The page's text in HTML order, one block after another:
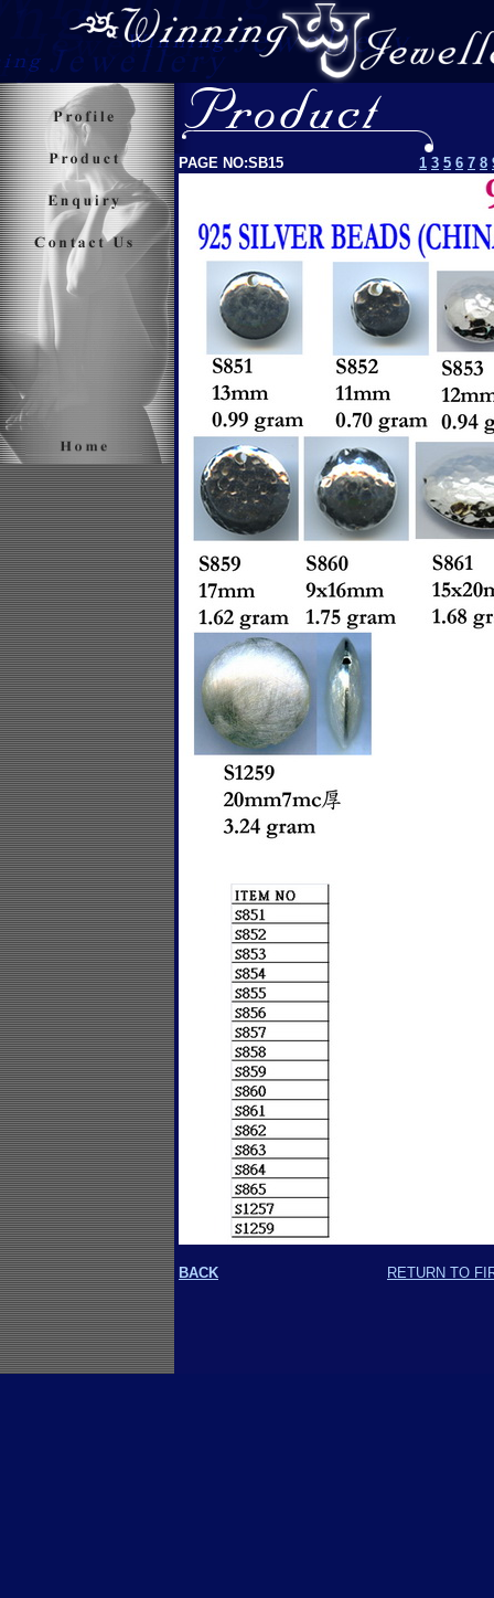
PAGE NO:SB15 1 3 5 6 7 8
BACK RETURN TO